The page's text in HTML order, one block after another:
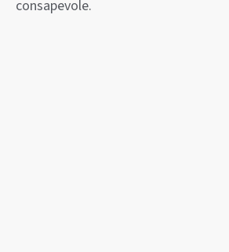
consapevole.